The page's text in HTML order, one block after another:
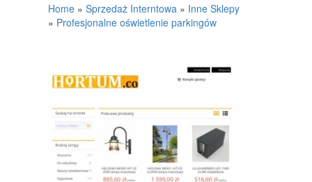
MATERIAŁY BUDOWLANE
NIERUCHOMOŚCI, DZIAŁKI
DOMY, MIESZKANIA
UMIEJĘTNOŚCI
PLACÓWKI EDUKACYJNE
Home » Sprzedaż Interntowa » Inne Sklepy
» Profesjonalne oświetlenie parkingów